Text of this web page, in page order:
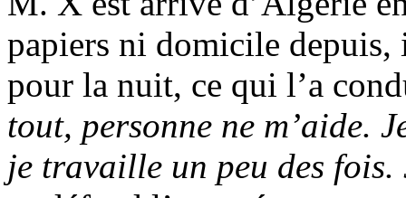
papiers ni domicile
pour la nuit, ce qui l’a
tout, personne ne m’aide.
je travaille un peu des